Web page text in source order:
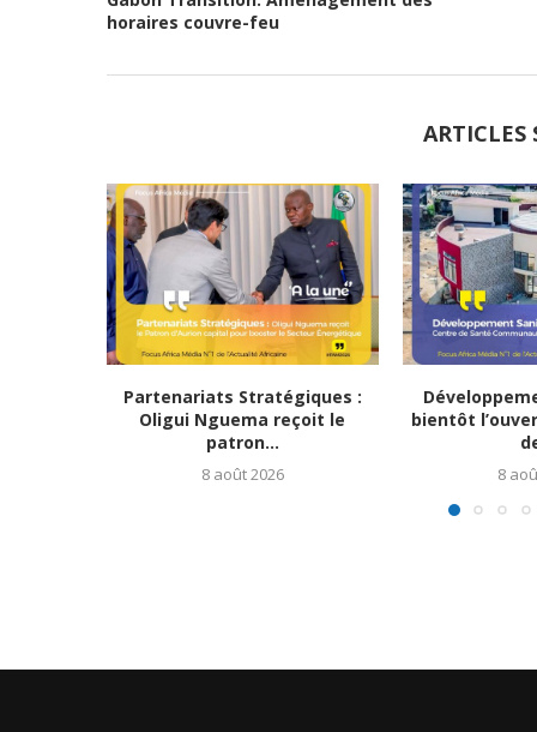
horaires couvre-feu
ARTICLES
Partenariats Stratégiques :
Oligui Nguema reçoit le
patron...
8 août 2026
bientôt
8